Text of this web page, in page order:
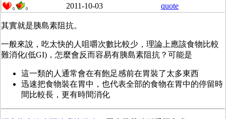
0 0 2011-10-03 quote
其實就是胰島素阻抗。
一般來說，吃太快的人咀嚼次數比較少，理論上應該食物比較
難消化(低GI)，怎麼會反而容易有胰島素阻抗？可能是
這一類的人通常會在有飽足感前在胃裝了太多東西
迅速把食物裝在胃中，也代表全部的食物在胃中的停留時
間比較長，更有時間消化